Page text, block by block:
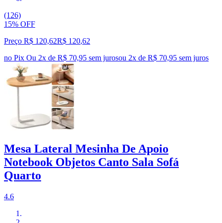
(126)
15% OFF
Preço R$ 120,62R$ 120,62
no Pix Ou 2x de R$ 70,95 sem jurosou 2x de R$ 70,95 sem juros
Mesa Lateral Mesinha De Apoio
Notebook Objetos Canto Sala Sofá
Quarto
4.6